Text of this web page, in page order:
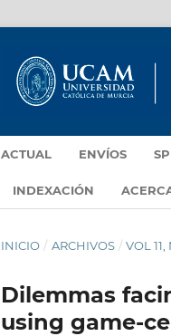
ACTUAL ENVÍOS
INDEXACIÓN
INICIO / ARCHIVOS / VOL 11,
Dilemmas
using game-